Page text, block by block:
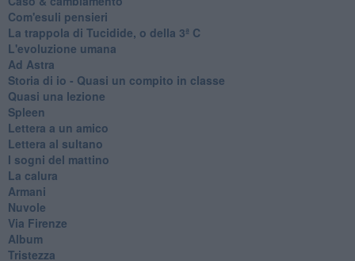
Com'esuli pensieri
La trappola di Tucidide, o della 3ª C
L'evoluzione umana
Ad Astra
Storia di io - Quasi un compito in classe
Quasi una lezione
Spleen
Lettera a un amico
Lettera al sultano
I sogni del mattino
La calura
Armani
Nuvole
Via Firenze
Album
Tristezza